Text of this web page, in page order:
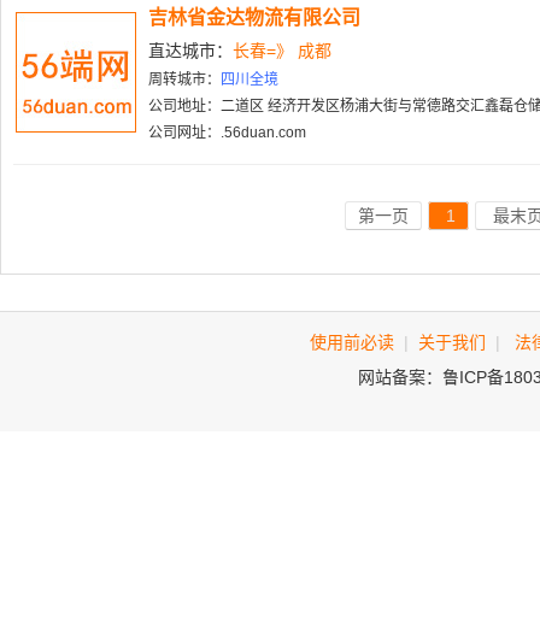
吉林省金达物流有限公司
直达城市： 长春=》 成都
周转城市：
四川全境
公司地址：二道区 经济开发区杨浦大街与常德路交汇鑫磊仓
公司网址：.56duan.com
第一页 1 最末
使用前必读 | 关于我们 |
法
网站备案：鲁ICP备